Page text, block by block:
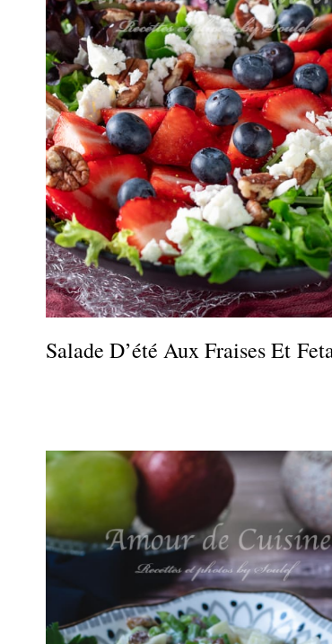
Salade D’été Aux Fraises Et